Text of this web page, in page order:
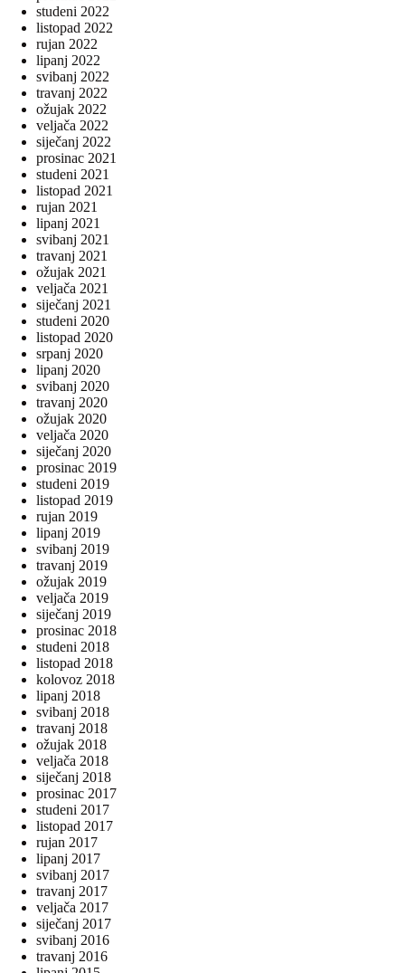
studeni 2022
listopad 2022
rujan 2022
lipanj 2022
svibanj 2022
travanj 2022
ožujak 2022
veljača 2022
siječanj 2022
prosinac 2021
studeni 2021
listopad 2021
rujan 2021
lipanj 2021
svibanj 2021
travanj 2021
ožujak 2021
veljača 2021
siječanj 2021
studeni 2020
listopad 2020
srpanj 2020
lipanj 2020
svibanj 2020
travanj 2020
ožujak 2020
veljača 2020
siječanj 2020
prosinac 2019
studeni 2019
listopad 2019
rujan 2019
lipanj 2019
svibanj 2019
travanj 2019
ožujak 2019
veljača 2019
siječanj 2019
prosinac 2018
studeni 2018
listopad 2018
kolovoz 2018
lipanj 2018
svibanj 2018
travanj 2018
ožujak 2018
veljača 2018
siječanj 2018
prosinac 2017
studeni 2017
listopad 2017
rujan 2017
lipanj 2017
svibanj 2017
travanj 2017
veljača 2017
siječanj 2017
svibanj 2016
travanj 2016